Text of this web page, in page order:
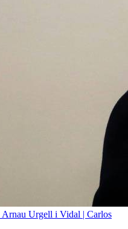
Arnau Urgell i Vidal | Carlos